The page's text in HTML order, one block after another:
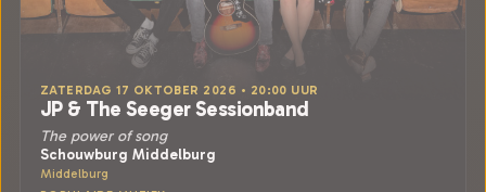
ZATERDAG 17 OKTOBER 2026 • 20:00 UUR
JP & The Seeger Sessionband
The power of song
Schouwburg Middelburg
Middelburg